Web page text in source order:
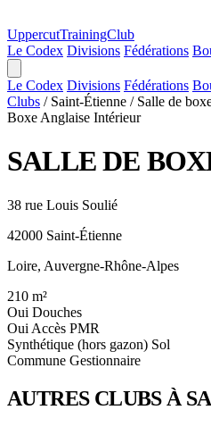
UppercutTrainingClub
Le Codex Divisions Fédérations
Le Codex Divisions Fédérations
Clubs / Saint-Étienne / Salle de
Boxe Anglaise Intérieur
SALLE DE
38 rue Louis Soulié
42000 Saint-Étienne
Loire, Auvergne-Rhône-Alpes
210 m²
Oui Douches
Oui Accès PMR
Synthétique (hors gazon) Sol
Commune Gestionnaire
AUTRES CLUBS À